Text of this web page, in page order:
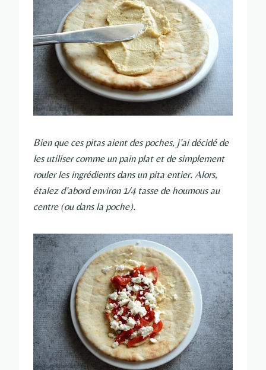
Bien que ces pitas aient des poches, j’ai décidé de
les utiliser comme un pain plat et de simplement
rouler les ingrédients dans un pita entier. Alors,
étalez d’abord environ 1/4 tasse de houmous au
centre (ou dans la poche).